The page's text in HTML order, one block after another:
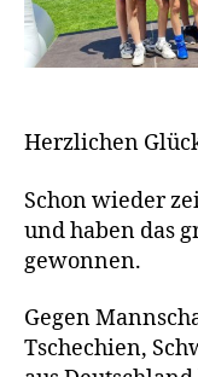
Herzlichen
Schon wieder
und haben das
gewonnen.
Gegen
Tschechien,